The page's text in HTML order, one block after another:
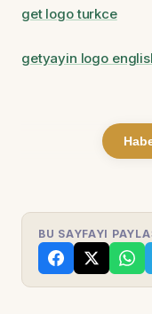
get logo turkce
getyayin logo
BU SAYFAYI